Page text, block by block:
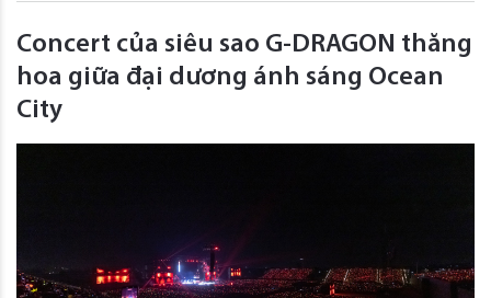
Concert của siêu sao G-DRAGON thăng
hoa giữa đại dương ánh sáng Ocean
City